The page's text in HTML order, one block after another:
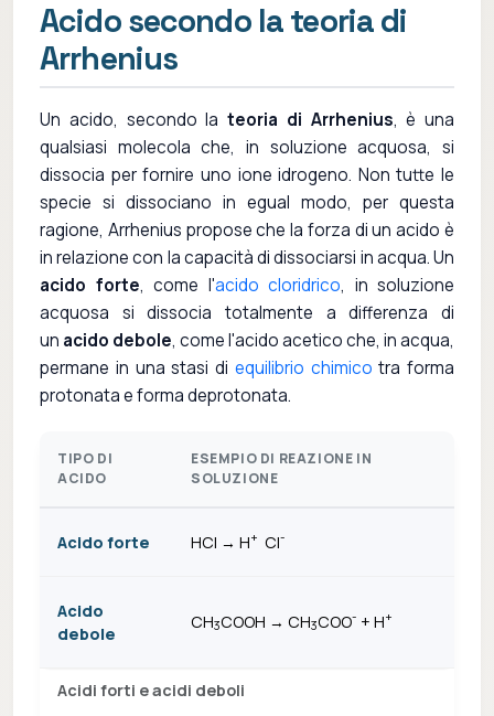
Acido secondo la teoria di
Arrhenius
Un acido, secondo la teoria di Arrhenius, è una
qualsiasi molecola che, in soluzione acquosa, si
dissocia per fornire uno ione idrogeno. Non tutte le
specie si dissociano in egual modo, per questa
ragione, Arrhenius propose che la forza di un acido è
in relazione con la capacità di dissociarsi in acqua. Un
acido forte, come l'acido cloridrico, in soluzione
acquosa si dissocia totalmente a differenza di
un acido debole, come l'acido acetico che, in acqua,
permane in una stasi di equilibrio chimico tra forma
protonata e forma deprotonata.
Acidi forti e acidi deboli
TIPO DI
ACIDO
ESEMPIO DI REAZIONE IN
SOLUZIONE
Acido forte HCl → H+ Cl-
Acido
debole
CH3COOH → CH3COO- + H+